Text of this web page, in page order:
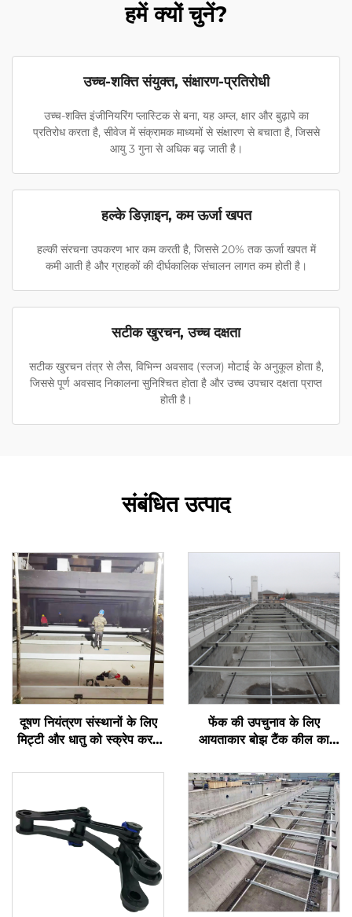
हमें क्यों चुनें?
उच्च-शक्ति संयुक्त, संक्षारण-प्रतिरोधी
उच्च-शक्ति इंजीनियरिंग प्लास्टिक से बना, यह अम्ल, क्षार और बुढ़ापे का
प्रतिरोध करता है, सीवेज में संक्रामक माध्यमों से संक्षारण से बचाता है, जिससे
आयु 3 गुना से अधिक बढ़ जाती है।
हल्के डिज़ाइन, कम ऊर्जा खपत
हल्की संरचना उपकरण भार कम करती है, जिससे 20% तक ऊर्जा खपत में
कमी आती है और ग्राहकों की दीर्घकालिक संचालन लागत कम होती है।
सटीक खुरचन, उच्च दक्षता
सटीक खुरचन तंत्र से लैस, विभिन्न अवसाद (स्लज) मोटाई के अनुकूल होता है,
जिससे पूर्ण अवसाद निकालना सुनिश्चित होता है और उच्च उपचार दक्षता प्राप्त
होती है।
संबंधित उत्पाद
दूषण नियंत्रण संस्थानों के लिए
मिट्टी और धातु को स्क्रेप करने
फेंक की उपचुनाव के लिए
आयताकार बोझ टैंक कील का